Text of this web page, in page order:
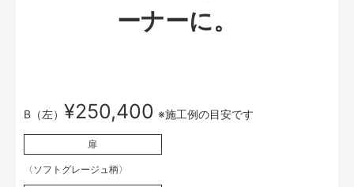
ーナーに。
B（左） ¥250,400 ※施工例の目安です
扉
〈ソフトグレージュ柄〉